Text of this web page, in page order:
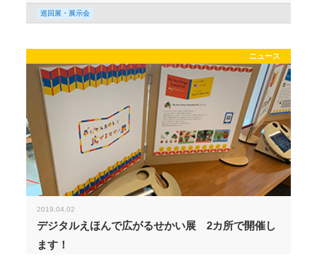
巡回展・展示会
ニュース
2019.04.02
デジタルえほんで広がるせかい展 2カ所で開催し
ます！